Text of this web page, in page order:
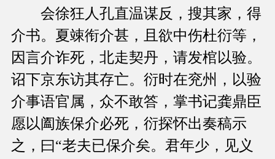
会徐狂人孔直温谋反，搜其家，得
介书。夏竦衔介甚，且欲中伤杜衍等，
因言介诈死，北走契丹，请发棺以验。
诏下京东访其存亡。衍时在兖州，以验
介事语官属，众不敢答，掌书记龚鼎臣
愿以阖族保介必死，衍探怀出奏稿示
之，曰“老夫已保介矣。君年少，见义